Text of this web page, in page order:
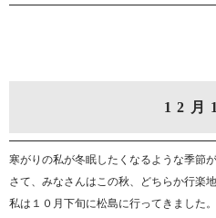
12月
寒がりの私が冬眠したくなるような季節
さて、みなさんはこの秋、どちらか行楽
私は１０月下旬に松島に行ってきました